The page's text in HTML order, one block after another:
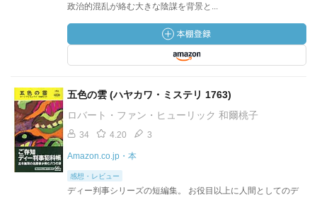
政治的混乱が絡む大きな陰謀を背景と...
五色の雲 (ハヤカワ・ミステリ 1763)
ロバート・ファン・ヒューリック 和爾桃子
34 4.20 3
Amazon.co.jp・本
感想・レビュー
ディー判事シリーズの短編集。 お役目以上に人間としてのデ